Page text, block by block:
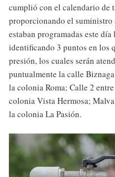
cumplió con el calendario de
proporcionando el suministro
estaban programadas este
identificando 3 puntos en los
presión, los cuales serán
puntualmente la calle
la colonia Roma; Calle 2
colonia Vista Hermosa;
la colonia La Pasión.